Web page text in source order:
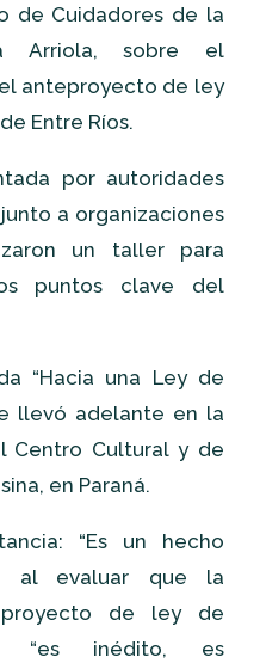
de Cuidadores de la
Arriola, sobre el
anteproyecto de ley
Entre Ríos.
por autoridades
a organizaciones
un taller para
puntos clave del
“Hacia una Ley de
llevó adelante en la
Centro Cultural y de
en Paraná.
“Es un hecho
al evaluar que la
de ley de
“es inédito, es